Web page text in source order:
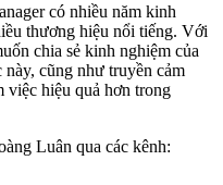
có nhiều năm kinh
thương hiệu nổi tiếng. Với
chia sẻ kinh nghiệm của
cũng như truyền cảm
việc hiệu quả hơn trong
Luân qua các kênh: